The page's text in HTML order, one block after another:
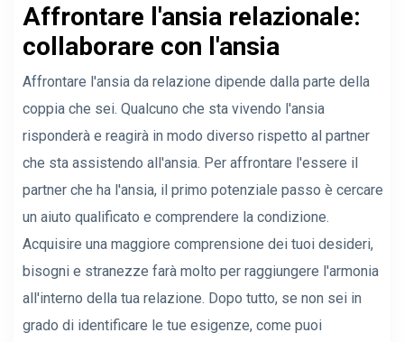
Affrontare l'ansia relazionale:
collaborare con l'ansia
Affrontare l'ansia da relazione dipende dalla parte della
coppia che sei. Qualcuno che sta vivendo l'ansia
risponderà e reagirà in modo diverso rispetto al partner
che sta assistendo all'ansia. Per affrontare l'essere il
partner che ha l'ansia, il primo potenziale passo è cercare
un aiuto qualificato e comprendere la condizione.
Acquisire una maggiore comprensione dei tuoi desideri,
bisogni e stranezze farà molto per raggiungere l'armonia
all'interno della tua relazione. Dopo tutto, se non sei in
grado di identificare le tue esigenze, come puoi